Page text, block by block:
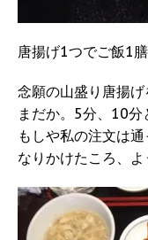
唐揚げ1つでご飯1
念願の山盛り唐揚
まだか。5分、10分
もしや私の注文は
なりかけたころ、よ